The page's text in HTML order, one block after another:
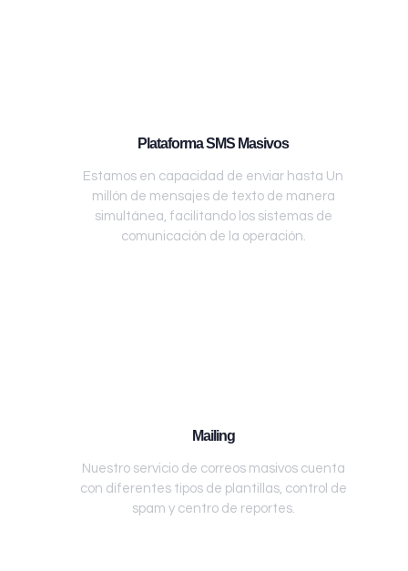
Plataforma SMS Masivos
Estamos en capacidad de enviar hasta Un
millón de mensajes de texto de manera
simultánea, facilitando los sistemas de
comunicación de la operación.
Mailing
Nuestro servicio de correos masivos cuenta
con diferentes tipos de plantillas, control de
spam y centro de reportes.